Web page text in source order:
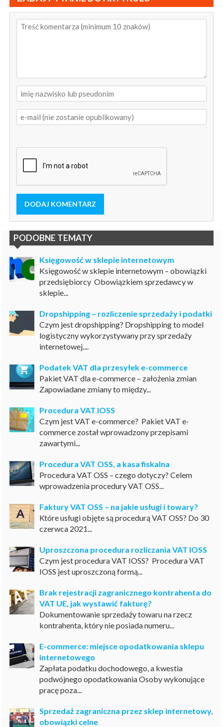
DODAJ KOMENTARZ
PODOBNE TEMATY
Księgowość w sklepie internetowym
Księgowość w sklepie internetowym – obowiązki
przedsiębiorcy Obowiązkiem sprzedawcy w
sklepie...
Dropshipping – rozliczenie sprzedaży i podatki
Czym jest dropshipping? Dropshipping to model
logistyczny wykorzystywany przy sprzedaży
internetowej....
Podatek VAT dla przesyłek e-commerce
Pakiet VAT dla e-commerce – założenia zmian
Zapowiadane zmiany to między...
Procedura VAT IOSS
Czym jest VAT e-commerce? Pakiet VAT e-
commerce został wprowadzony przepisami
zawartymi...
Procedura VAT OSS, a kasa fiskalna
Procedura VAT OSS – czego dotyczy? Celem
wprowadzenia procedury VAT OSS...
Faktury VAT OSS – na jakie usługi i towary?
Które usługi objęte są procedurą VAT OSS? Do 30
czerwca 2021...
Uproszczona procedura rozliczania VAT IOSS
Czym jest procedura VAT IOSS? Procedura VAT
IOSS jest uproszczoną formą...
Brak rejestracji zagranicznego kontrahenta do
VAT UE, jak wystawić fakturę?
Dokumentowanie sprzedaży towaru na rzecz
kontrahenta, który nie posiada numeru...
E-commerce: miejsce opodatkowania sklepu
internetowego
Zapłata podatku dochodowego, a kwestia
podwójnego opodatkowania Osoby wykonujące
pracę poza...
Sprzedaż zagraniczna przez sklep internetowy,
obowiązki celne